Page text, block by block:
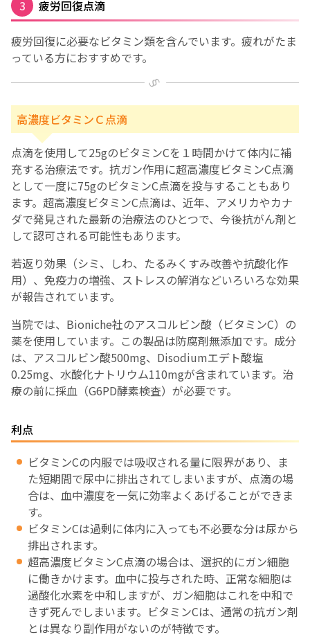
3 疲労回復点滴
疲労回復に必要なビタミン類を含んでいます。疲れがたま
っている方におすすめです。
高濃度ビタミンＣ点滴
点滴を使用して25gのビタミンCを１時間かけて体内に補
充する治療法です。抗ガン作用に超高濃度ビタミンC点滴
として一度に75gのビタミンC点滴を投与することもあり
ます。超高濃度ビタミンC点滴は、近年、アメリカやカナ
ダで発見された最新の治療法のひとつで、今後抗がん剤と
して認可される可能性もあります。
若返り効果（シミ、しわ、たるみくすみ改善や抗酸化作
用）、免疫力の増強、ストレスの解消などいろいろな効果
が報告されています。
当院では、Bioniche社のアスコルビン酸（ビタミンC）の
薬を使用しています。この製品は防腐剤無添加です。成分
は、アスコルビン酸500mg、Disodiumエデト酸塩
0.25mg、水酸化ナトリウム110mgが含まれています。治
療の前に採血（G6PD酵素検査）が必要です。
利点
ビタミンCの内服では吸収される量に限界があり、ま
た短期間で尿中に排出されてしまいますが、点滴の場
合は、血中濃度を一気に効率よくあげることができま
す。
ビタミンCは過剰に体内に入っても不必要な分は尿から
排出されます。
超高濃度ビタミンC点滴の場合は、選択的にガン細胞
に働きかけます。血中に投与された時、正常な細胞は
過酸化水素を中和しますが、ガン細胞はこれを中和で
きず死んでしまいます。ビタミンCは、通常の抗ガン剤
とは異なり副作用がないのが特徴です。
English Page